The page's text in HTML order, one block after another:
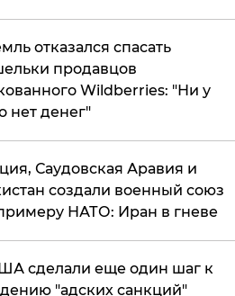
отказался спасать
продавцов
Wildberries: "Ни у
нет денег"
Саудовская Аравия и
создали военный союз
НАТО: Иран в гневе
сделали еще один шаг к
"адских санкций"